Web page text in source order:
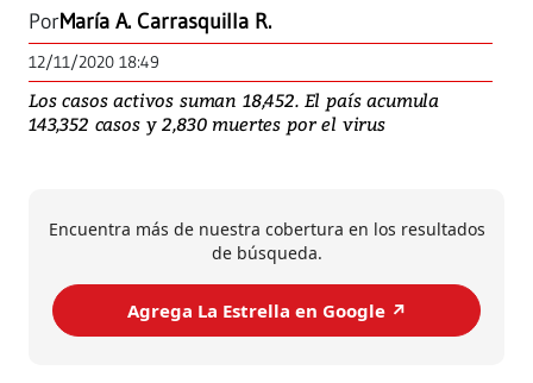
PorMaría A. Carrasquilla R.
12/11/2020 18:49
Los casos activos suman 18,452. El país acumula
143,352 casos y 2,830 muertes por el virus
Encuentra más de nuestra cobertura en los resultados
de búsqueda.
Agrega La Estrella en Google ↗️